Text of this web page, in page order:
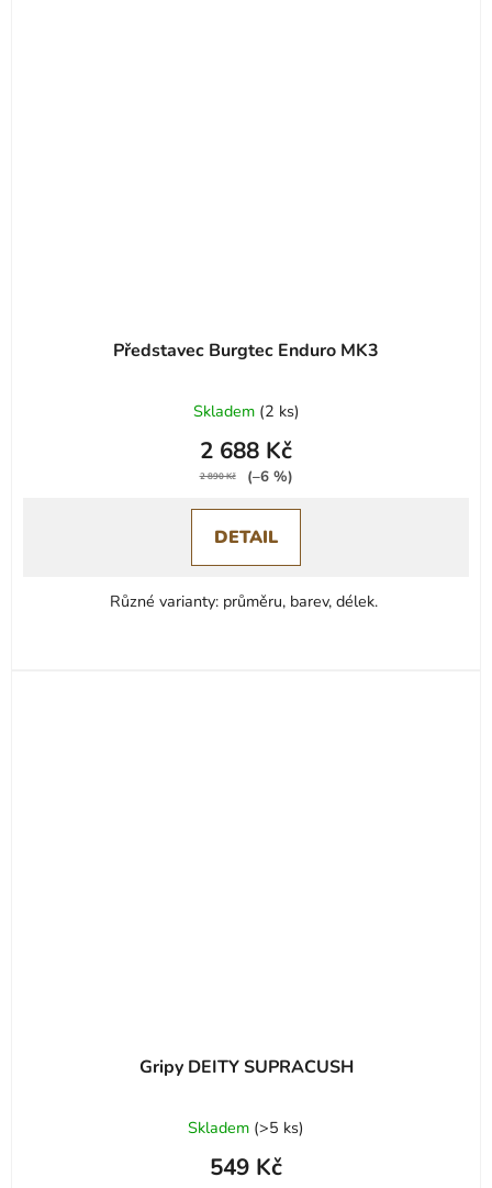
Představec Burgtec Enduro MK3
hodnocení
produktu
je
5,0
z
5
hvězdiček.
Skladem (2 ks)
2 688 Kč
2 890 Kč (–6 %)
DETAIL
Různé varianty: průměru, barev, délek.
Gripy DEITY SUPRACUSH
hodnocení
produktu
Skladem (>5 ks)
549 Kč